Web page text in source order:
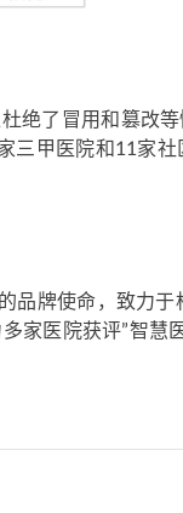
绝了冒用和篡改
甲医院和11家社
品牌使命，致力于
家医院获评”智慧